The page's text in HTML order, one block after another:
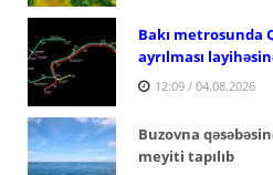
Bakı metrosunda
ayrılması
12:09 / 04.08.2026
Buzovna
meyiti tapılıb